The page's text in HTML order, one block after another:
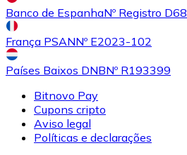
Banco de EspanhaNº Registro
França PSANNº E2023-102
Países Baixos DNBNº R193399
Bitnovo Pay
Cupons cripto
Aviso legal
Políticas e declarações